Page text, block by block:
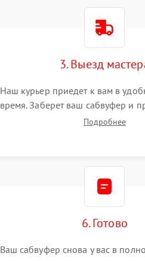
3. Выезд
Наш курьер приедет к вам в
время. Заберет ваш сабвуфер и
склад для диагностики.Подробнее
6. Готово
Ваш сабвуфер снова у вас в